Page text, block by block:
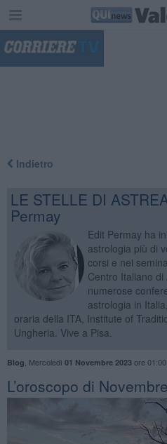
Indietro
LE STELLE DI
Permay
Edit Permay ha
astrologia più di
corsi e nei
Centro Italiano
numerose
astrologia in
oraria della ITA, Institute of
Ungheria. Vive a Pisa.
Blog Mercoledì 01 Novembre 2023ore 01:00
​L’oroscopo di